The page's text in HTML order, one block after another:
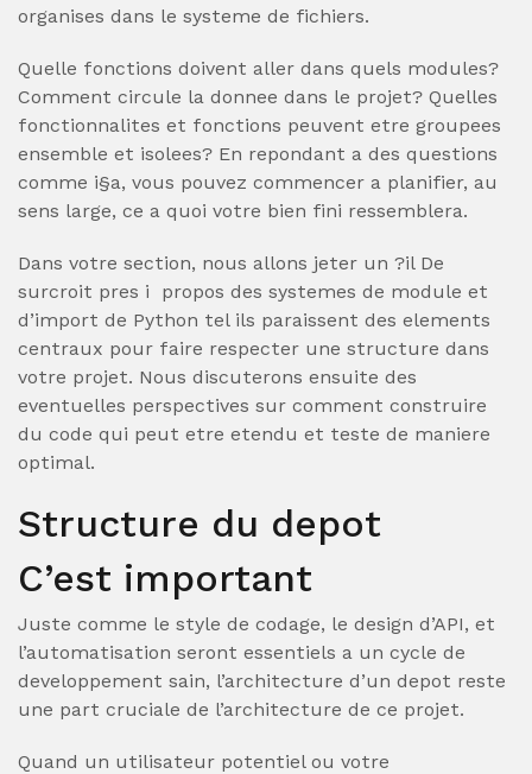
organises dans le systeme de fichiers.
Quelle fonctions doivent aller dans quels modules?
Comment circule la donnee dans le projet? Quelles
fonctionnalites et fonctions peuvent etre groupees
ensemble et isolees? En repondant a des questions
comme i§a, vous pouvez commencer a planifier, au
sens large, ce a quoi votre bien fini ressemblera.
Dans votre section, nous allons jeter un ?il De
surcroit pres i propos des systemes de module et
d’import de Python tel ils paraissent des elements
centraux pour faire respecter une structure dans
votre projet. Nous discuterons ensuite des
eventuelles perspectives sur comment construire
du code qui peut etre etendu et teste de maniere
optimal.
Structure du depot
C’est important
Juste comme le style de codage, le design d’API, et
l’automatisation seront essentiels a un cycle de
developpement sain, l’architecture d’un depot reste
une part cruciale de l’architecture de ce projet.
Quand un utilisateur potentiel ou votre